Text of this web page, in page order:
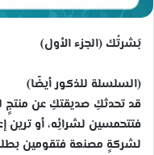
بَشرتُك (الجزء الأول)
(السلسلة للذكور أيضًا)
قد تحدثكِ صديقتكِ عن منتجٍ
فتتحمسين لشرائِه، أو ترين
لشركةٍ مصنعة فتقومين